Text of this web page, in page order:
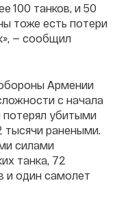
100 танков, и 50
тоже есть потери
— сообщил
Армении
с начала
убитыми
ранеными.
силами
танка, 72
и один самолет